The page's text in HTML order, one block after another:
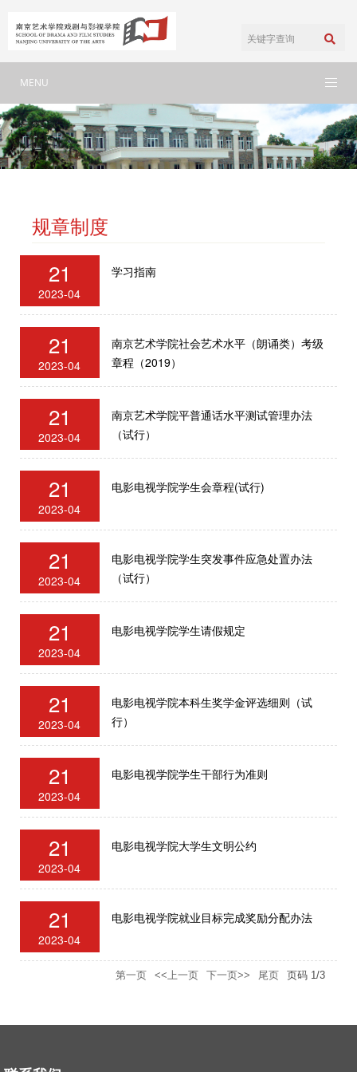
MENU
规章制度
21
2023-04
学习指南
21
2023-04
南京艺术学院社会艺术水平（朗诵类）考级
章程（2019）
21
2023-04
南京艺术学院平普通话水平测试管理办法
（试行）
21
2023-04
电影电视学院学生会章程(试行)
21
2023-04
电影电视学院学生突发事件应急处置办法
（试行）
21
2023-04
电影电视学院学生请假规定
21
2023-04
电影电视学院本科生奖学金评选细则（试
行）
21
2023-04
电影电视学院学生干部行为准则
21
2023-04
电影电视学院大学生文明公约
21
2023-04
电影电视学院就业目标完成奖励分配办法
第一页 <<上一页 下一页>> 尾页 页码 1/3